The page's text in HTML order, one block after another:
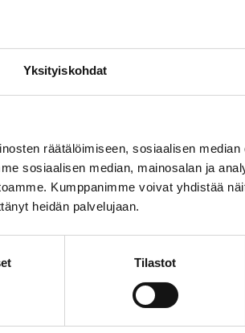
Yksityiskohdat
räätälöimiseen, sosiaalisen
sosiaalisen median, mainosalan ja
Kumppanimme voivat yhdistää
heidän palvelujaan.
Tilastot
*